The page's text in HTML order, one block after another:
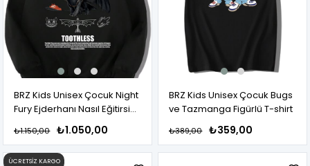
BRZ Kids Unisex Çocuk Night
Fury Ejderhanı Nasıl Eğitirsin
₺1.050,00
₺1.150,00
BRZ Kids Unisex Çocuk Bugs
ve Tazmanga Figürlü T-shirt
₺359,00
₺389,00
ÜCRETSIZ KARGO